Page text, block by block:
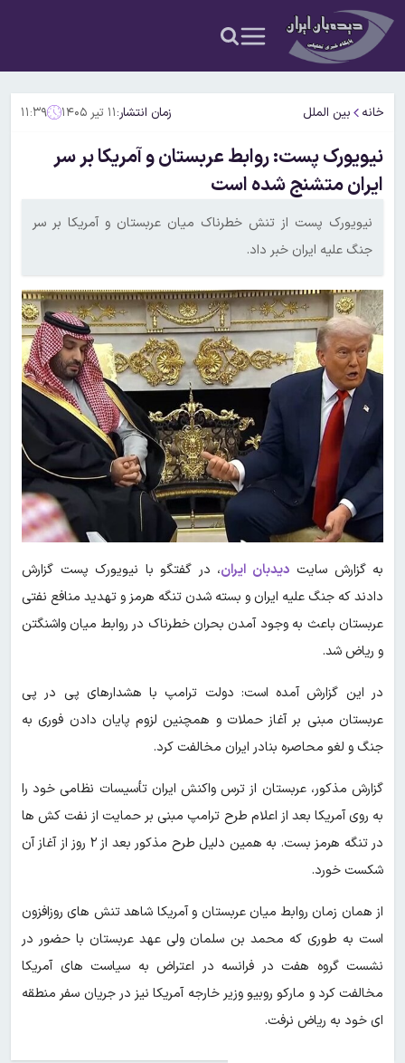
خانه بین الملل زمان انتشار:۱۱ تیر ۱۴۰۵ ۱۱:۳۹
نیویورک پست: روابط عربستان و آمریکا بر سر
ایران متشنج شده است
نیویورک پست از تنش خطرناک میان عربستان و آمریکا بر سر
جنگ علیه ایران خبر داد.
به گزارش سایت دیدبان ایران، در گفتگو با نیویورک پست گزارش
دادند که جنگ علیه ایران و بسته شدن تنگه هرمز و تهدید منافع نفتی
عربستان باعث به وجود آمدن بحران خطرناک در روابط میان واشنگتن
و ریاض شد.
در این گزارش آمده است: دولت ترامپ با هشدارهای پی در پی
عربستان مبنی بر آغاز حملات و همچنین لزوم پایان دادن فوری به
جنگ و لغو محاصره بنادر ایران مخالفت کرد.
گزارش مذکور، عربستان از ترس واکنش ایران تأسیسات نظامی خود را
به روی آمریکا بعد از اعلام طرح ترامپ مبنی بر حمایت از نفت کش ها
در تنگه هرمز بست. به همین دلیل طرح مذکور بعد از ۲ روز از آغاز آن
شکست خورد.
از همان زمان روابط میان عربستان و آمریکا شاهد تنش های روزافزون
است به طوری که محمد بن سلمان ولی عهد عربستان با حضور در
نشست گروه هفت در فرانسه در اعتراض به سیاست های آمریکا
مخالفت کرد و مارکو روبیو وزیر خارجه آمریکا نیز در جریان سفر منطقه
ای خود به ریاض نرفت.